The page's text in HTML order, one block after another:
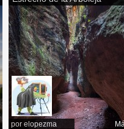
por elopezma